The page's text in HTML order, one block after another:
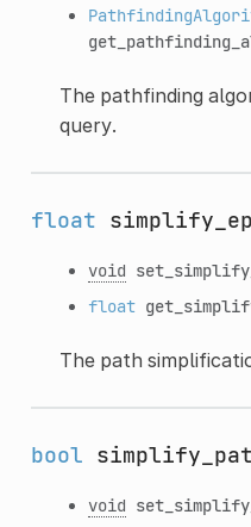
The pathfinding
query.
float
void
float
The path
bool
void